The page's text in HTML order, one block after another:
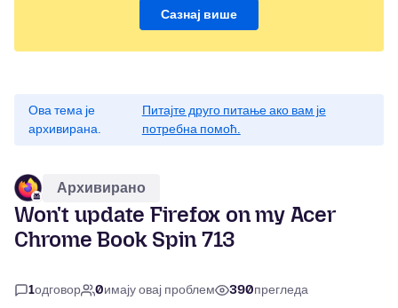
Сазнај више
Ова тема је
архивирана.
Питајте друго питање ако вам је
потребна помоћ.
Архивирано
Won't update Firefox on my Acer
Chrome Book Spin 713
1одговор 0имају овај проблем 390прегледа